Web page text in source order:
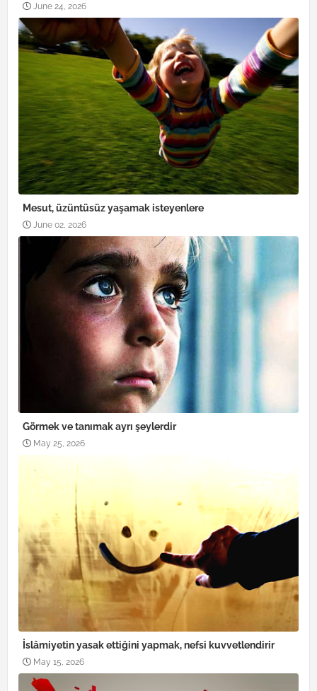
June 24, 2026
Mesut, üzüntüsüz yaşamak isteyenlere
June 02, 2026
Görmek ve tanımak ayrı şeylerdir
May 25, 2026
İslâmiyetin yasak ettiğini yapmak, nefsi kuvvetlendirir
May 15, 2026